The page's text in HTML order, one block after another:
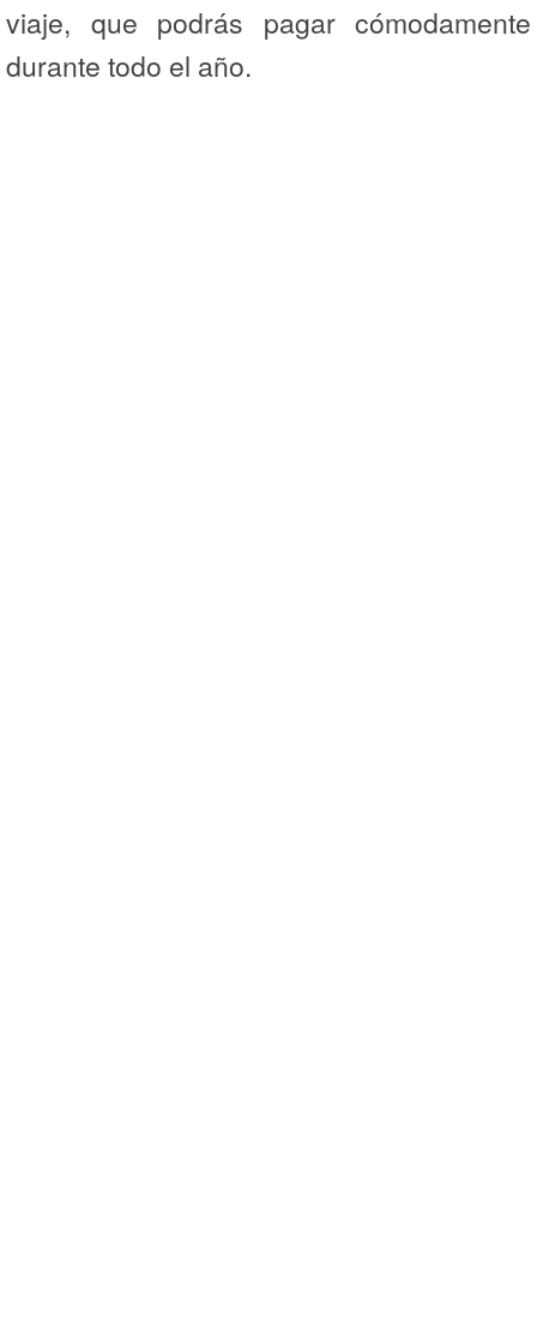
viaje, que podrás pagar cómodamente
durante todo el año.